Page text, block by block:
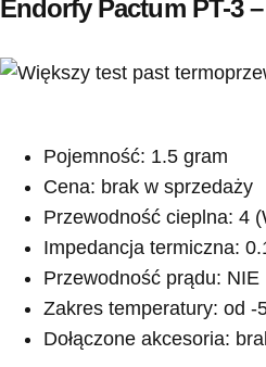
Endorfy Pactum PT-3
Pojemność: 1.5 gram
Cena: brak w sprzedaży
Przewodność cieplna: 4
Impedancja termiczna:
Przewodność prądu: NIE
Zakres temperatury: od -
Dołączone akcesoria: